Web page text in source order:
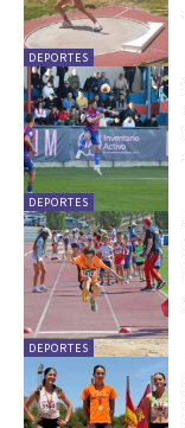
DEPORTES
DEPORTES
DEPORTES